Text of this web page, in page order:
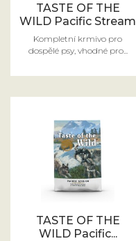
TASTE OF THE
WILD Pacific Stream
Kompletní krmivo pro
dospělé psy, vhodné pro...
TASTE OF THE
WILD Pacific...